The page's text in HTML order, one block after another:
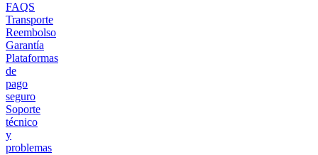
FAQS
Transporte
Reembolso
Garantía
Plataformas
de
pago
seguro
Soporte
técnico
y
problemas